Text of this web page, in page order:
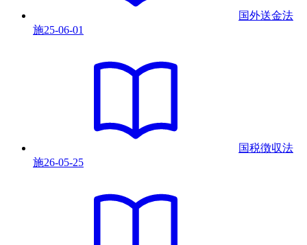
国外送金法
施25-06-01
国税徴収法
施26-05-25